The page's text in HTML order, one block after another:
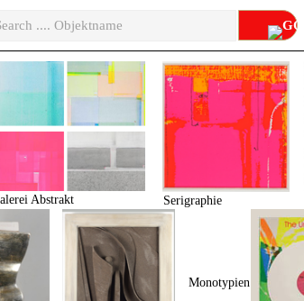
Abstrakt Serigraphie
Monotypien